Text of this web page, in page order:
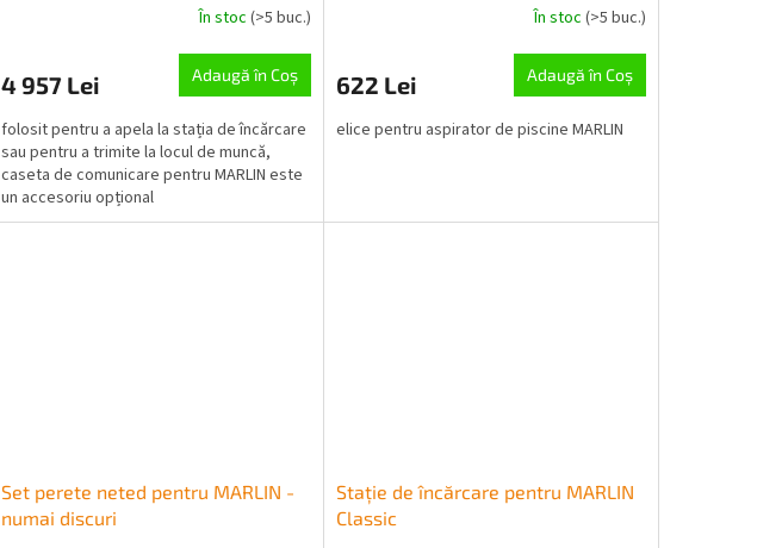
În stoc (>5 buc.)
4 957 Lei Adaugă în Coş
folosit pentru a apela la stația de încărcare
sau pentru a trimite la locul de muncă,
caseta de comunicare pentru MARLIN este
un accesoriu opțional
În stoc (>5 buc.)
622 Lei Adaugă în Coş
elice pentru aspirator de piscine MARLIN
Set perete neted pentru MARLIN -
numai discuri
Stație de încărcare pentru MARLIN
Classic